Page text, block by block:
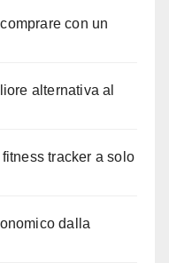
con un
alternativa al
tracker a solo
dalla